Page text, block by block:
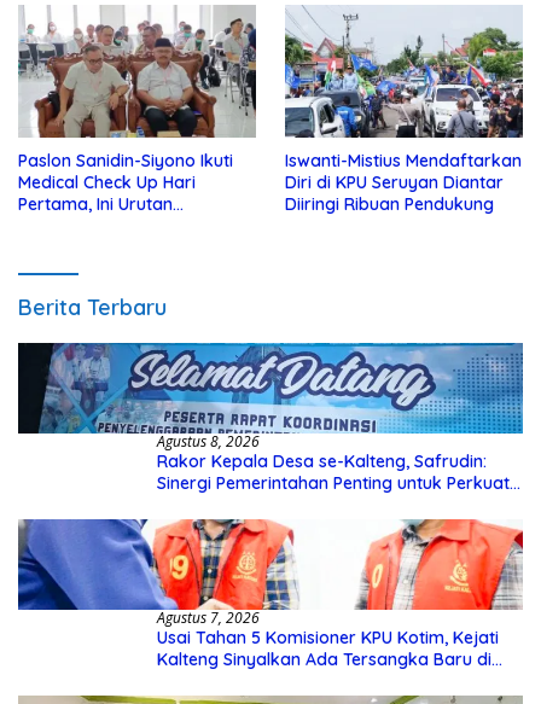
Paslon Sanidin-Siyono Ikuti
Medical Check Up Hari
Pertama, Ini Urutan
Iswanti-Mistius Mendaftarkan
Diri di KPU Seruyan Diantar
Diiringi Ribuan Pendukung
Berita Terbaru
Agustus 8, 2026
Rakor Kepala Desa se-Kalteng, Safrudin:
Sinergi Pemerintahan Penting untuk Perkuat
Agustus 7, 2026
Usai Tahan 5 Komisioner KPU Kotim, Kejati
Kalteng Sinyalkan Ada Tersangka Baru di